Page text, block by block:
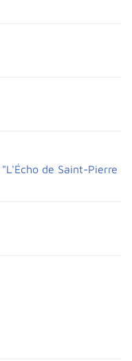
de Saint-Pierre